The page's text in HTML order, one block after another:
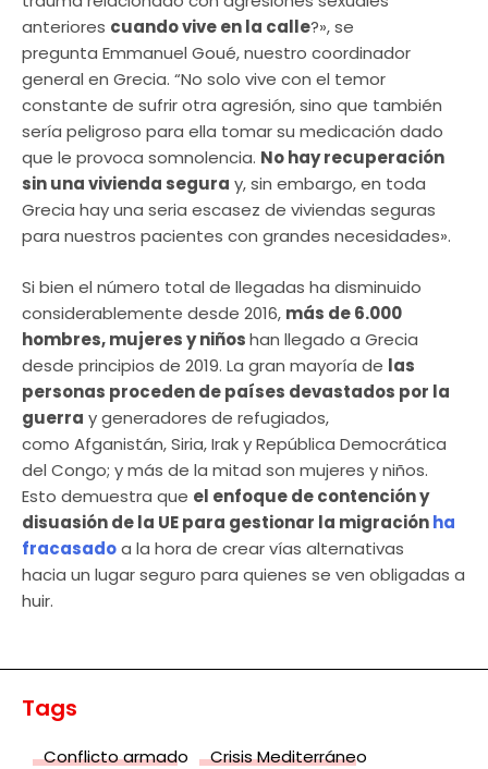
anteriores cuando vive en la calle?», se
pregunta Emmanuel Goué, nuestro coordinador
general en Grecia. “No solo vive con el temor
constante de sufrir otra agresión, sino que también
sería peligroso para ella tomar su medicación dado
que le provoca somnolencia. No hay recuperación
sin una vivienda segura y, sin embargo, en toda
Grecia hay una seria escasez de viviendas seguras
para nuestros pacientes con grandes necesidades».
Si bien el número total de llegadas ha disminuido
considerablemente desde 2016, más de 6.000
hombres, mujeres y niñoshan llegado a Grecia
desde principios de 2019. La gran mayoría de las
personas proceden de países devastados por la
guerra y generadores de refugiados,
como Afganistán, Siria, Irak y República Democrática
del Congo; y más de la mitad son mujeres y niños.
Esto demuestra que el enfoque de contención y
disuasión de la UE para gestionar la migraciónha
fracasadoa la hora de crear vías alternativas
hacia un lugar seguro para quienes se ven obligadas a
huir.
Tags
Conflicto armado
Crisis Mediterráneo